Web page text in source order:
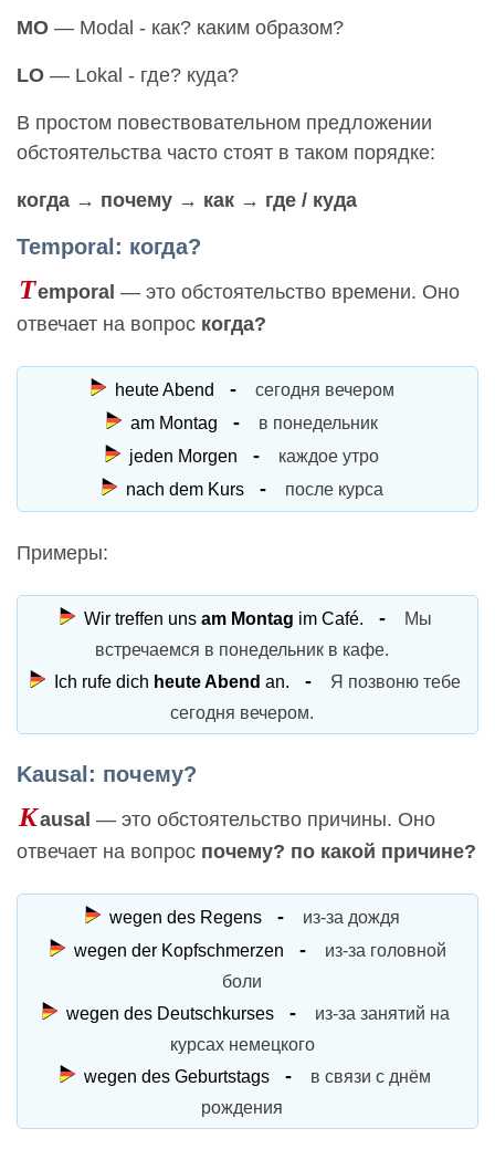
MO — Modal - как? каким образом?
LO — Lokal - где? куда?
В простом повествовательном предложении
обстоятельства часто стоят в таком порядке:
когда → почему → как → где / куда
Temporal: когда?
Temporal — это обстоятельство времени. Оно
отвечает на вопрос когда?
heute Abend
сегодня вечером
am Montag
в понедельник
jeden Morgen
каждое утро
nach dem Kurs
после курса
Примеры:
Wir treffen uns am Montag im Café.
Мы
встречаемся в понедельник в кафе.
Ich rufe dich heute Abend an.
Я позвоню тебе
сегодня вечером.
Kausal: почему?
Kausal — это обстоятельство причины. Оно
отвечает на вопрос почему? по какой причине?
wegen des Regens
из-за дождя
wegen der Kopfschmerzen
из-за головной
боли
wegen des Deutschkurses
из-за занятий на
курсах немецкого
wegen des Geburtstags
в связи с днём
рождения